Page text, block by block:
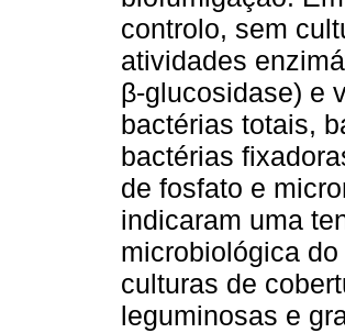
controlo, sem
atividades
β-glucosidase) e
bactérias totais,
bactérias
de fosfato e
indicaram uma
microbiológica
culturas de
leguminosas e